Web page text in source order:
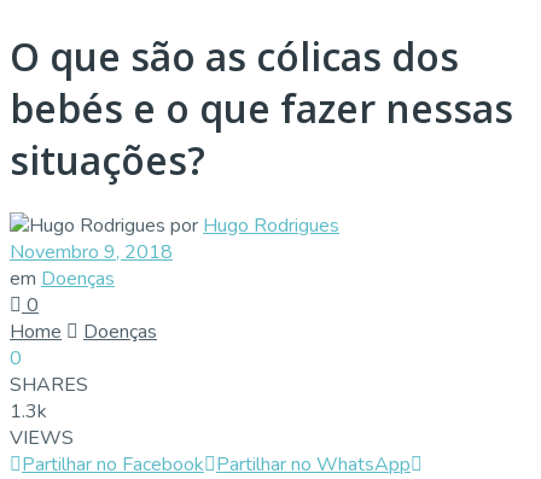
O que são as cólicas dos
bebés e o que fazer nessas
situações?
por Hugo Rodrigues
Novembro 9, 2018
em Doenças
0
Home
Doenças
0
SHARES
1.3k
VIEWS
Partilhar no Facebook Partilhar no WhatsApp